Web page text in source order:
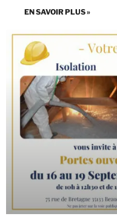
EN SAVOIR PLUS »